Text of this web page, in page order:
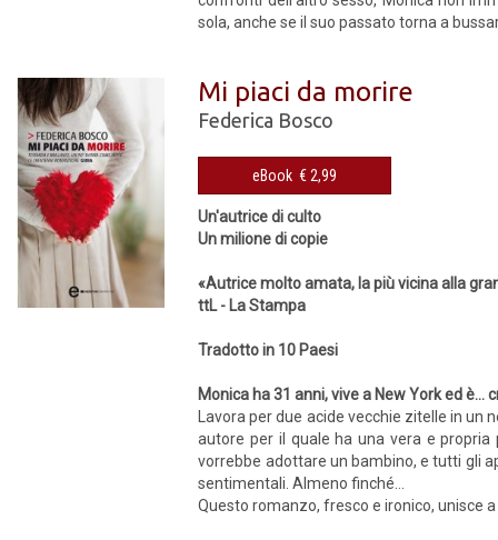
sola, anche se il suo passato torna a
Mi piaci da morire
Federica Bosco
eBook € 2,99
Un'autrice di culto
Un milione di copie
«Autrice molto amata, la più vicina alla
ttL - La Stampa
Tradotto in 10 Paesi
Monica ha 31 anni, vive a New York ed è...
Lavora per due acide vecchie zitelle in
autore per il quale ha una vera e
vorrebbe adottare un bambino, e tutti gli
sentimentali. Almeno finché...
Questo romanzo, fresco e ironico, unisce